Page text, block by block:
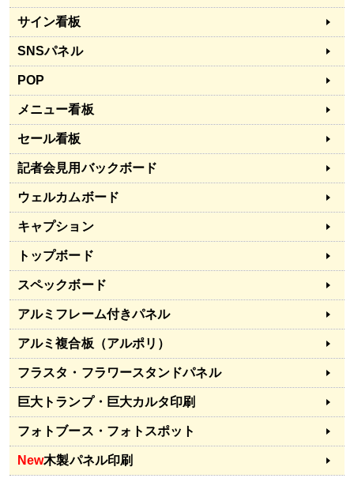
サイン看板
SNSパネル
POP
メニュー看板
セール看板
記者会見用バックボード
ウェルカムボード
キャプション
トップボード
スペックボード
アルミフレーム付きパネル
アルミ複合板（アルポリ）
フラスタ・フラワースタンドパネル
巨大トランプ・巨大カルタ印刷
フォトブース・フォトスポット
New木製パネル印刷